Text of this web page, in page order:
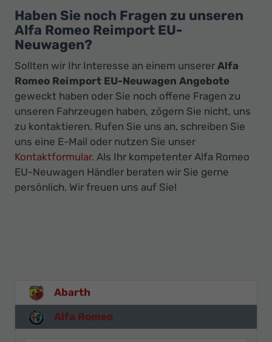
Haben Sie noch Fragen zu unseren
Alfa Romeo Reimport EU-
Neuwagen?
Sollten wir Ihr Interesse an einem unserer Alfa
Romeo Reimport EU-Neuwagen Angebote
geweckt haben oder Sie noch offene Fragen zu
unseren Fahrzeugen haben, zögern Sie nicht, uns
zu kontaktieren. Rufen Sie uns an, schreiben Sie
uns eine E-Mail oder nutzen Sie unser
Kontaktformular. Als Ihr kompetenter Alfa Romeo
EU-Neuwagen Händler beraten wir Sie gerne
persönlich. Wir freuen uns auf Sie!
Abarth
Alfa Romeo